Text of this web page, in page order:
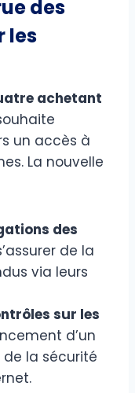
des
les
achetant
un accès à
La nouvelle
des
de la
via leurs
sur les
d’un
la sécurité